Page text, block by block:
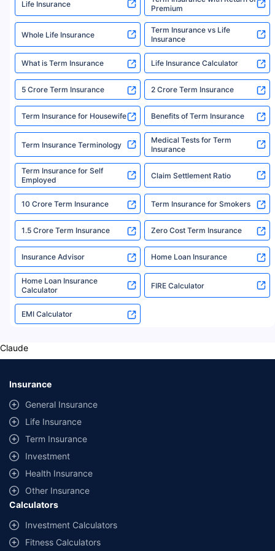
New Pension Market Linked Plan
New Pension Plus (Plan no.
867)
Get Details
Invest
₹20K /month
*
11.3%
Total Corpus
₹ 81 L
₹48.6 L TAX
FREE
Paid At The Age
49
₹32.4 L
Invested In
Annuity
Plans
i
New Pension Market Linked Plan
New Pension Plus (Plan no.
867)
Get Details
₹20K /month
For 15 Years
RSI*
11.3%
₹ 81 L After 15 years
₹48.6 L TAX
FREE
Paid At The Age
49
₹32.4 L
Invested In
Life Insurance
Premium
Whole Life Insurance
Term Insurance vs Life
Insurance
What is Term Insurance Life Insurance Calculator
5 Crore Term Insurance 2 Crore Term Insurance
Term Insurance for Housewife Benefits of Term Insurance
Term Insurance Terminology
Medical Tests for Term
Insurance
Term Insurance for Self
Employed
Claim Settlement Ratio
10 Crore Term Insurance Term Insurance for Smokers
1.5 Crore Term Insurance Zero Cost Term Insurance
Insurance Advisor Home Loan Insurance
Home Loan Insurance
Calculator
FIRE Calculator
EMI Calculator
Claude
Insurance
General Insurance
Life Insurance
Term Insurance
Investment
Health Insurance
Other Insurance
Calculators
Investment Calculators
Fitness Calculators